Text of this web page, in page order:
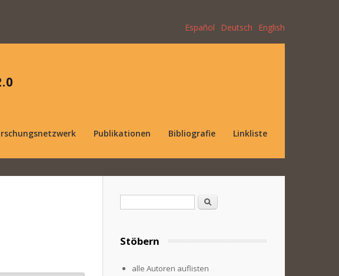
Español Deutsch English
Publikationen Bibliografie Linkliste
Suche
Stöbern
alle Autoren auflisten